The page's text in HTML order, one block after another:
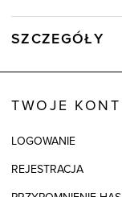
SZCZEGÓŁY
Składy podszewek
Model
TWOJE
LOGOWANIE
REJESTRACJA